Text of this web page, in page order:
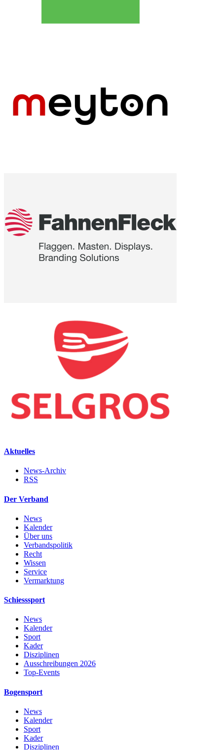
Aktuelles
News-Archiv
RSS
Der Verband
News
Kalender
Über uns
Verbandspolitik
Recht
Wissen
Service
Vermarktung
Schiesssport
News
Kalender
Sport
Kader
Disziplinen
Ausschreibungen 2026
Top-Events
Bogensport
News
Kalender
Sport
Kader
Disziplinen